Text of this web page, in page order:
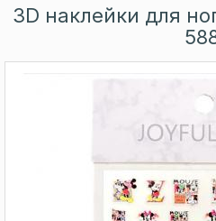
3D наклейки для